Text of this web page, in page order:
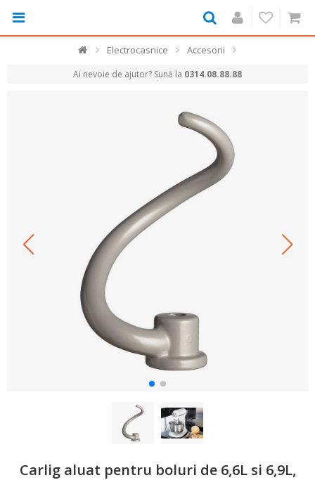
Electrocasnice Accesorii
Ai nevoie de ajutor? Sună la 0314.08.88.88
Carlig aluat pentru boluri de 6,6L si 6,9L,